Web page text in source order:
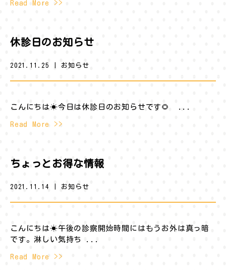
Read More >>
休診日のお知らせ
2021.11.25 お知らせ
こんにちは☀︎今日は休診日のお知らせです🌻 ...
Read More >>
ちょっとお得な情報
2021.11.14 お知らせ
こんにちは☀︎午後の診察開始時間にはもうお外は真っ暗
です。淋しい気持ち ...
Read More >>